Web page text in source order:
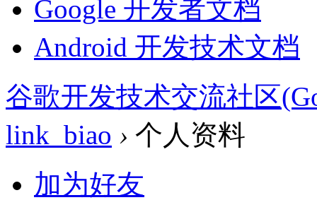
Google 开发者文档
Android 开发技术文档
谷歌开发技术交流社区
link_biao › 个人资料
加为好友